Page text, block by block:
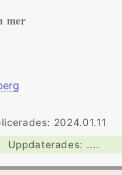
mer
2024.01.11
Uppdaterades: ....